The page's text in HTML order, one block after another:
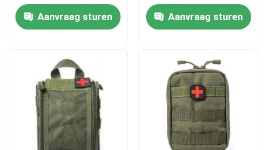
Producten
Over ons
Fabriekstocht
Aanvraag sturen Aanvraag sturen